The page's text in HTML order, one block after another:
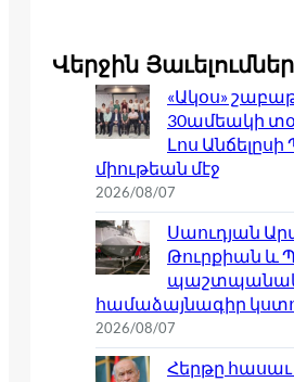
Վերջին Յաւելումներ
«Ակօս»
30ամեակի
Լոս Անճելըսի
միութեան մէջ
2026/08/07
Սաուդյան
Թուրքիան և
համաձայնագիր
2026/08/07
Հերթը